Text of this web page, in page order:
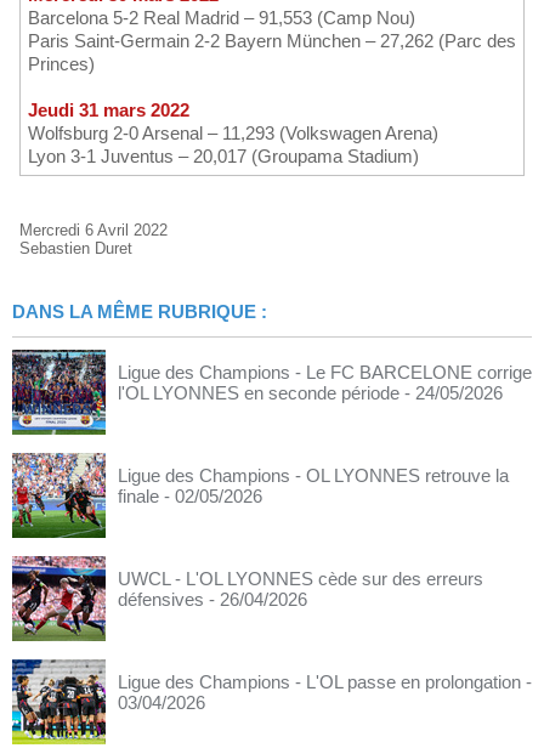
Barcelona 5-2 Real Madrid – 91,553 (Camp Nou)
Paris Saint-Germain 2-2 Bayern München – 27,262 (Parc des
Princes)
Jeudi 31 mars 2022
Wolfsburg 2-0 Arsenal – 11,293 (Volkswagen Arena)
Lyon 3-1 Juventus – 20,017 (Groupama Stadium)
Mercredi 6 Avril 2022
Sebastien Duret
DANS LA MÊME RUBRIQUE :
Ligue des Champions - Le FC BARCELONE corrige
l'OL LYONNES en seconde période - 24/05/2026
Ligue des Champions - OL LYONNES retrouve la
finale - 02/05/2026
UWCL - L'OL LYONNES cède sur des erreurs
défensives - 26/04/2026
Ligue des Champions - L'OL passe en prolongation -
03/04/2026